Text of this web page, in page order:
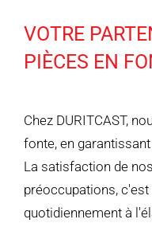
VOTRE
PIÈCES EN
Chez DURITCAST,
fonte, en
La satisfaction de
préoccupations,
quotidiennement à